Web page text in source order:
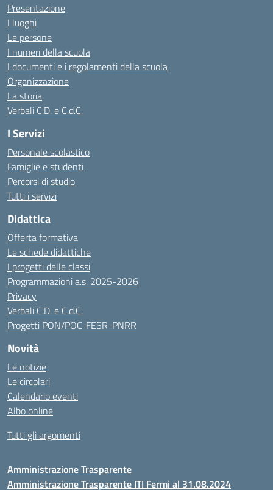
Presentazione
I luoghi
Le persone
I numeri della scuola
I documenti e i regolamenti della scuola
Organizzazione
La storia
Verbali C.D. e C.d.C.
I Servizi
Personale scolastico
Famiglie e studenti
Percorsi di studio
Tutti i servizi
Didattica
Offerta formativa
Le schede didattiche
I progetti delle classi
Programmazioni a.s. 2025-2026
Privacy
Verbali C.D. e C.d.C.
Progetti PON/POC-FESR-PNRR
Novità
Le notizie
Le circolari
Calendario eventi
Albo online
Tutti gli argomenti
Amministrazione Trasparente
Amministrazione Trasparente ITI Fermi al 31.08.2024